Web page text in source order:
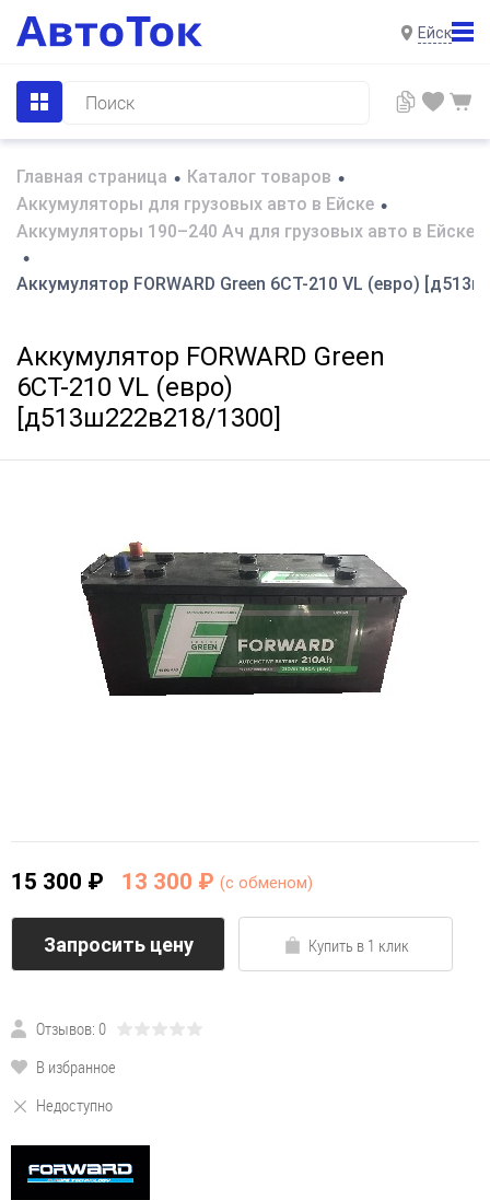
Ейск
Главная страница • Каталог товаров •
Аккумуляторы для грузовых авто в Ейске •
Аккумуляторы 190–240 Ач для грузовых авто в Ейске
•
Аккумулятор FORWARD Green 6СТ-210 VL (евро)
Аккумулятор FORWARD Green
6СТ-210 VL (евро)
[д513ш222в218/1300]
15 300 ₽ 13 300 ₽ (c обменом)
Запросить цену Купить в 1 клик
Отзывов: 0
В избранное
Недоступно